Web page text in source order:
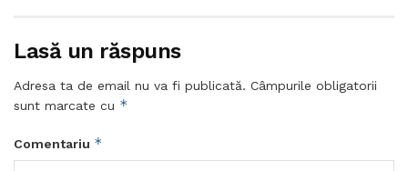
Lasă un răspuns
Adresa ta de email nu va fi publicată. Câmpurile obligatorii
sunt marcate cu *
Comentariu *